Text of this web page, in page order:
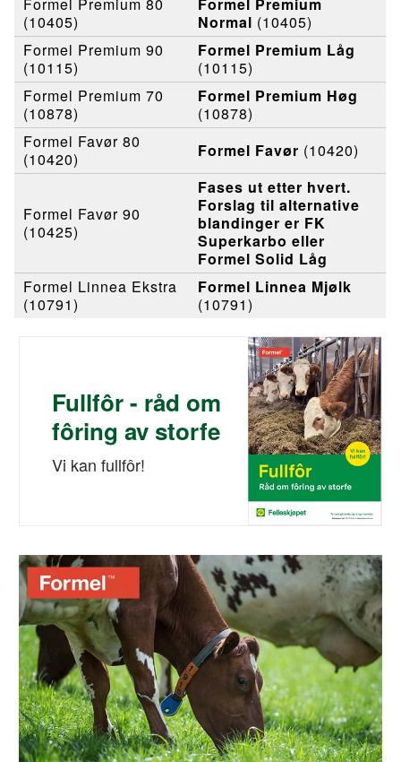
(10405)
Normal (10405)
Formel Premium 90
(10115)
Formel Premium Låg
(10115)
Formel Premium 70
(10878)
Formel Premium Høg
(10878)
Formel Favør 80
(10420)
Formel Favør (10420)
Formel Favør 90
(10425)
Fases ut etter hvert.
Forslag til alternative
blandinger er FK
Superkarbo eller
Formel Solid Låg
Formel Linnea Ekstra
(10791)
Formel Linnea Mjølk
(10791)
Fullfôr - råd om
fôring av storfe
Vi kan fullfôr!